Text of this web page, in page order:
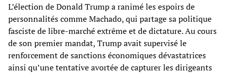
L’élection de Donald Trump a ranimé les espoirs de
personnalités comme Machado, qui partage sa politique
fasciste de libre-marché extrême et de dictature. Au cours
de son premier mandat, Trump avait supervisé le
renforcement de sanctions économiques dévastatrices
ainsi qu’une tentative avortée de capturer les dirigeants